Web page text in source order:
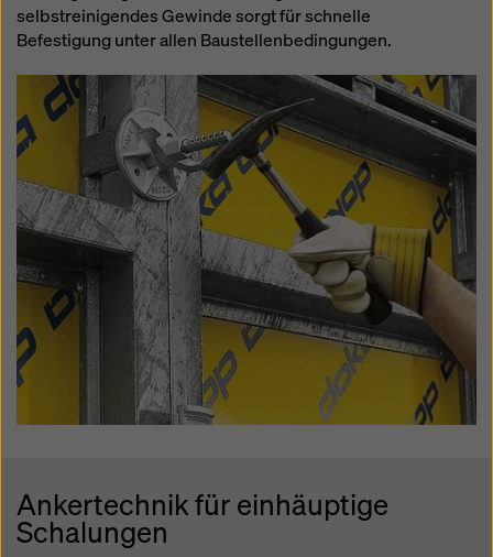
selbstreinigendes Gewinde sorgt für schnelle
Befestigung unter allen Baustellenbedingungen.
Ankertechnik für einhäuptige
Schalungen